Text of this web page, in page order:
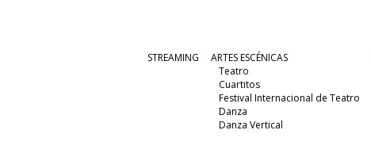
STREAMING
ARTES ESCÉNICAS
Teatro
Cuartitos
Festival Internacional de Teatro
Danza
Danza Vertical